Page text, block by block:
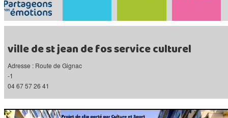
ville de st jean de fos service culturel
Adresse : Route de Gignac
-1
04 67 57 26 41